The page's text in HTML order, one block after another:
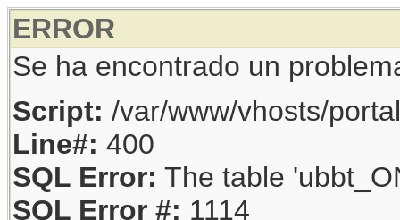
ERROR
Se ha encontrado un
Script: /var/www/vhosts/
Line#: 400
SQL Error: The table
SQL Error #: 1114